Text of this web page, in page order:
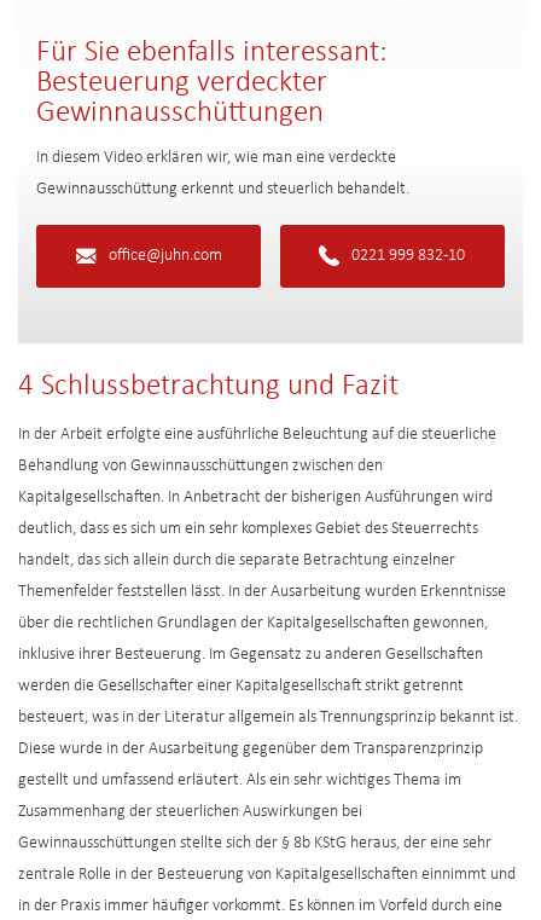
Für Sie ebenfalls interessant:
Besteuerung verdeckter
Gewinnausschüttungen
In diesem Video erklären wir, wie man eine verdeckte
Gewinnausschüttung erkennt und steuerlich behandelt.
office@juhn.com 0221 999 832-10
4 Schlussbetrachtung und Fazit
In der Arbeit erfolgte eine ausführliche Beleuchtung auf die steuerliche
Behandlung von Gewinnausschüttungen zwischen den
Kapitalgesellschaften. In Anbetracht der bisherigen Ausführungen wird
deutlich, dass es sich um ein sehr komplexes Gebiet des Steuerrechts
handelt, das sich allein durch die separate Betrachtung einzelner
Themenfelder feststellen lässt. In der Ausarbeitung wurden Erkenntnisse
über die rechtlichen Grundlagen der Kapitalgesellschaften gewonnen,
inklusive ihrer Besteuerung. Im Gegensatz zu anderen Gesellschaften
werden die Gesellschafter einer Kapitalgesellschaft strikt getrennt
besteuert, was in der Literatur allgemein als Trennungsprinzip bekannt ist.
Diese wurde in der Ausarbeitung gegenüber dem Transparenzprinzip
gestellt und umfassend erläutert. Als ein sehr wichtiges Thema im
Zusammenhang der steuerlichen Auswirkungen bei
Gewinnausschüttungen stellte sich der § 8b KStG heraus, der eine sehr
zentrale Rolle in der Besteuerung von Kapitalgesellschaften einnimmt und
in der Praxis immer häufiger vorkommt. Es können im Vorfeld durch eine